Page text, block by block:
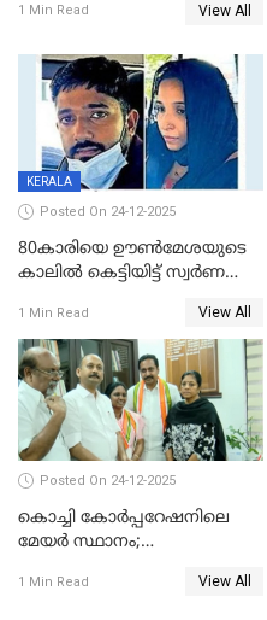
1 Min Read View All
KERALA
Posted On 24-12-2025
80കാരിയെ ഊൺമേശയുടെ
കാലിൽ കെട്ടിയിട്ട് സ്വർണവും
കൊച്ചുമകനും സുഹൃത്തും
അറസ്റ്റിൽ
1 Min Read View All
Posted On 24-12-2025
കൊച്ചി കോര്‍പ്പറേഷനിലെ
മേയര്‍ സ്ഥാനം;
രൂക്ഷം
1 Min Read View All